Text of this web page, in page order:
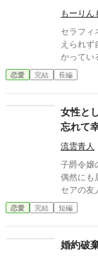
もーりん
セラフィ
えられ
かってい
ャンス
止・無断
恋愛 完結 長編
女性と
忘れて
にした
流雲青人
子爵令嬢
偶然にも
セアの友人へと
出され告
染であり
い。 「
恋愛 完結 短編
婚約破